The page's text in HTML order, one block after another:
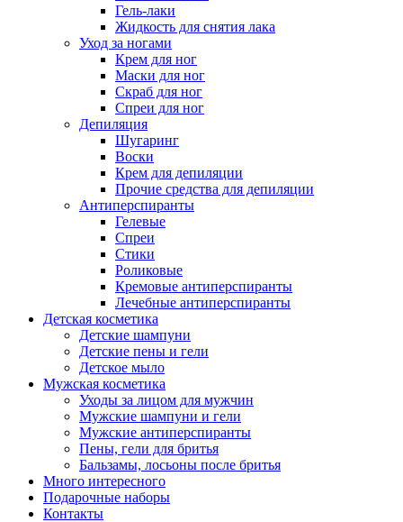
Гель-лаки
Жидкость для снятия лака
Уход за ногами
Крем для ног
Маски для ног
Скраб для ног
Спреи для ног
Депиляция
Шугаринг
Воски
Крем для депиляции
Прочие средства для депиляции
Антиперспиранты
Гелевые
Спреи
Стики
Роликовые
Кремовые антиперспиранты
Лечебные антиперспиранты
Детская косметика
Детские шампуни
Детские пены и гели
Детское мыло
Мужская косметика
Уходы за лицом для мужчин
Мужские шампуни и гели
Мужские антиперспиранты
Пены, гели для бритья
Бальзамы, лосьоны после бритья
Много интересного
Подарочные наборы
Контакты